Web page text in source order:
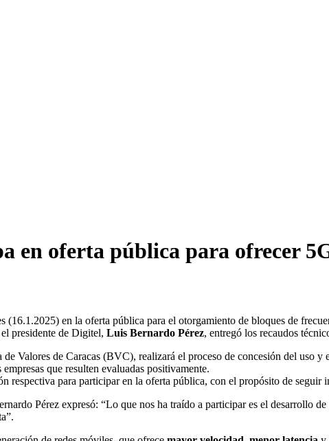
en oferta pública para ofrecer
(16.1.2025) en la oferta pública para el otorgamiento de bloques de
presidente de Digitel, Luis Bernardo Pérez, entregó los recaudos
Valores de Caracas (BVC), realizará el proceso de concesión del uso
que resulten evaluadas positivamente.
respectiva para participar en la oferta pública, con el propósito de
Pérez expresó: “Lo que nos ha traído a participar es el desarrollo